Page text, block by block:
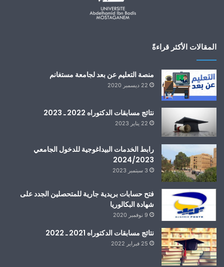
المقالات الأكثر قراءةً
منصة التعليم عن بعد لجامعة مستغانم
22 ديسمبر 2020
نتائج مسابقات الدكتوراه 2022 ـ 2023
22 يناير 2023
رابط الخدمات البيداغوجية للدخول الجامعي
2024/2023
3 سبتمبر 2023
فتح حسابات بريدية جارية للمتحصلين الجدد على
شهادة البكالوريا
9 نوفمبر 2020
نتائج مسابقات الدكتوراه 2021 ـ 2022
25 فبراير 2022